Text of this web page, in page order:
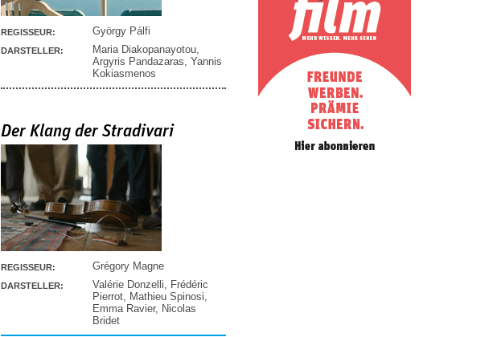
REGISSEUR: György Pálfi
DARSTELLER: Maria Diakopanayotou
Argyris Pandazaras Yannis
Kokiasmenos
Der Klang der Stradivari
REGISSEUR: Grégory Magne
DARSTELLER: Valérie Donzelli
Frédéric
Pierrot Mathieu Spinosi
Emma Ravier, Nicolas
Bridet